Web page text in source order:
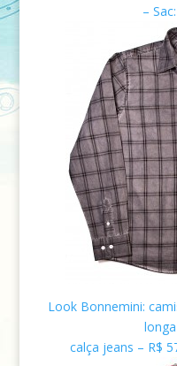
–
Look Bonnemini: c
calça jeans – R$